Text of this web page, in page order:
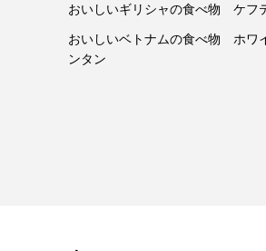
おいしいギリシャの食べ物 ケフ
おいしいベトナムの食べ物 ホワ
ンタン